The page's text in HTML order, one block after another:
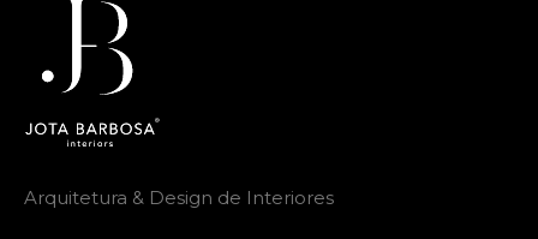
Arquitetura & Design de Interiores